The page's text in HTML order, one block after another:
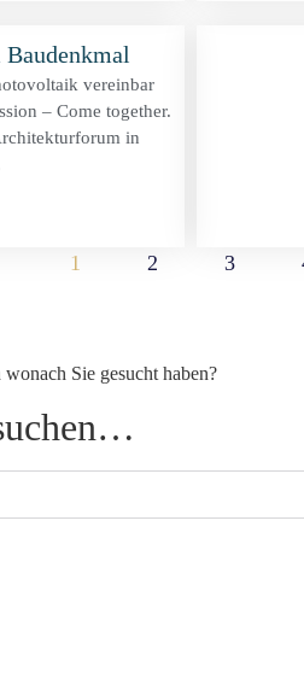
vereinbar
– Come together.
in
1 2 3
Sie gesucht haben?